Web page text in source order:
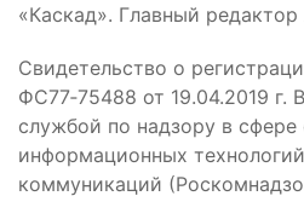
«Каскад». Главный
Свидетельство о
ФС77‑75488 от 19.04.2019 г.
службой по надзору в сфере
информационных
коммуникаций